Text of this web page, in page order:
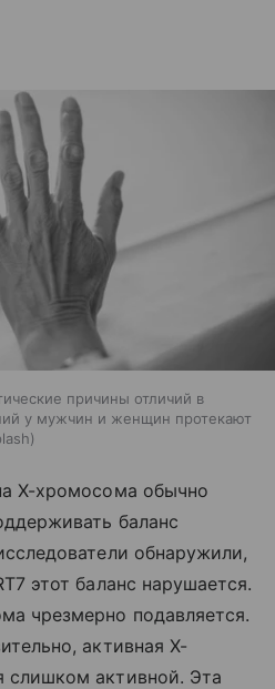
причины отличий в
у мужчин и женщин протекают
Х-хромосома обычно
баланс
обнаружили,
этот баланс нарушается.
чрезмерно подавляется.
активная Х-
слишком активной. Эта